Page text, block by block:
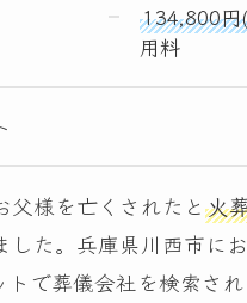
134,800円
用料
父様を亡くされたと火
した。兵庫県川西市に
トで葬儀会社を検索さ